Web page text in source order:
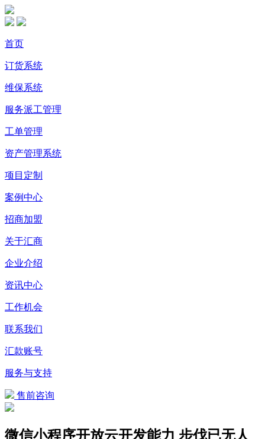
首页
订货系统
维保系统
服务派工管理
工单管理
资产管理系统
项目定制
案例中心
招商加盟
关于汇商
企业介绍
资讯中心
工作机会
联系我们
汇款账号
服务与支持
售前咨询
微信小程序开放云开发能力 步伐已无人